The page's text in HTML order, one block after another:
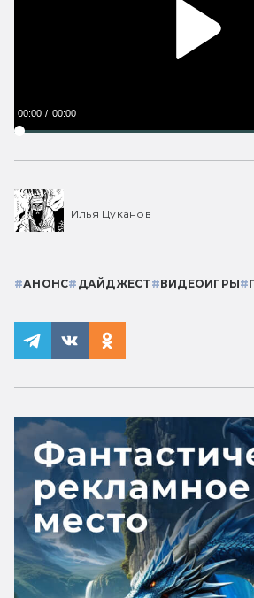
00:00 00:00
Илья Цуканов
#АНОНС# ДАЙДЖЕСТ #ВИДЕОИГРЫ#